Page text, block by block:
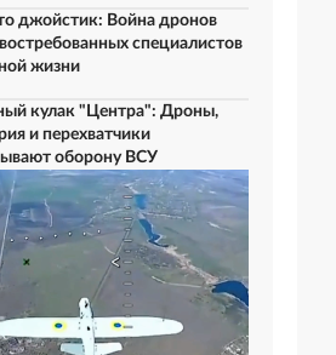
США взмолили
Россию
освободить одного
джойстик: Война дронов
специалистов
жизни
кулак "Центра": Дроны,
и перехватчики
оборону ВСУ